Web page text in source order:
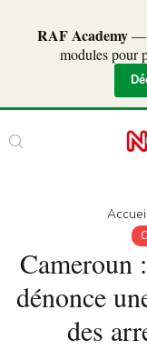
RAF Academy—
modules pour
Cameroun
dénonce
des